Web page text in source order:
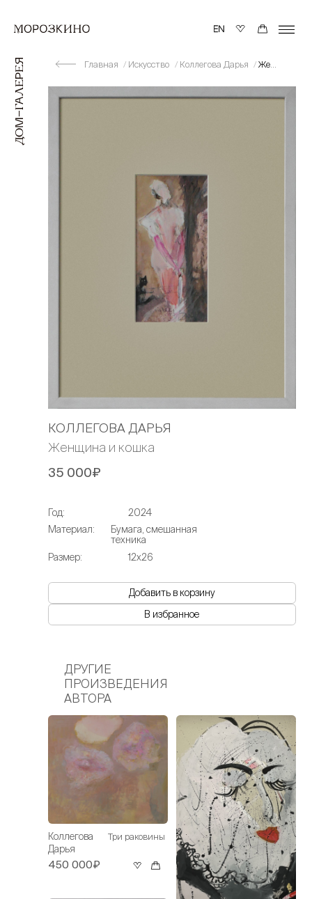
Главная Искусство Коллегова Дарья Женщина и кошка
КОЛЛЕГОВА ДАРЬЯ
Женщина и кошка
35 000₽
Год:
2024
Материал:
Бумага, смешанная
техника
Размер:
12х26
Добавить в корзину
В избранное
ДРУГИЕ
ПРОИЗВЕДЕНИЯ
АВТОРА
Коллегова
Дарья
Три раковины
450 000₽